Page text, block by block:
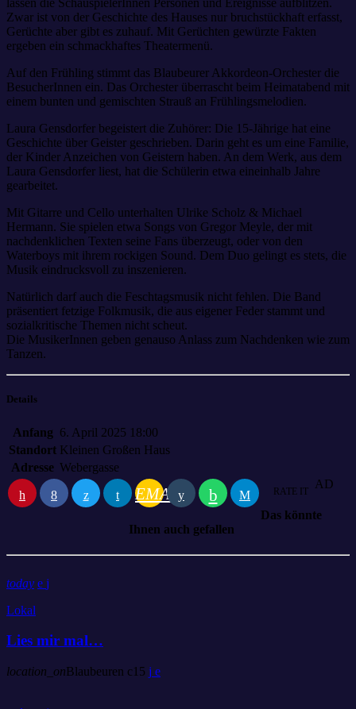
Zwar ist von der Geschichte des Hauses nur bruchstückhaft erfasst,
Gerüchte aber gibt es zuhauf. Mit Gerüchten gewürzte Fakten
ergeben ein schmackhaftes Theatermenü.
Auf den Frühling stimmt das Blaubeurer Akkordeon-Orchester die
BesucherInnen ein. Das Orchester überrascht beim Heimatabend mit
einem bunten und gemischten Strauß an Frühlingsmelodien.
Laura Gensdorfer begeistert die Zuhörer: Die 15-Jährige hat eine
Geschichte über Geister geschrieben. Darin geht es um eine Familie,
der Kinder Anzeichen von Geistern haben. An dem Werk, aus dem
Laura Gensdorfer liest, hat die Schülerin etwa eineinhalb Jahre
gearbeitet.
Mit Gitarre und Cello unterhalten Ulrike Scholz & Michael
Hermann. Sie spielen etwa Songs von Gregor Meyle, der mit
nachdenklichen Texten seine Fans überzeugt, oder von den
Waterboys mit ihrem rockigen Sound. Dem Duo gelingt es stets, die
Musik eindrucksvoll zu inszenieren.
Natürlich darf auch die Feschtagsmusik nicht fehlen. Die Band
präsentiert fetzige Folkmusik, die aus eigener Feder stammt und
sozialkritische Themen nicht scheut.
Die MusikerInnen geben genauso Anlass zum Nachdenken wie zum
Tanzen.
Details
Anfang 6. April 2025 18:00
Standort Kleinen Großen Haus
Adresse Webergasse
EMAIL RATE IT
AD
Das könnte
Ihnen auch gefallen
today
Lokal
Lies mir mal…
location_onBlaubeuren 15